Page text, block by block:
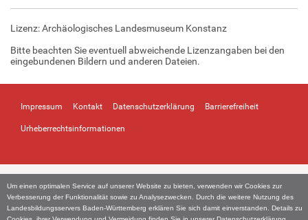
Um einen optimalen Service auf unserer Website zu bieten, verwenden wir Cookies zur
Verbesserung der Funktionalität sowie zu Analysezwecken. Durch die weitere Nutzung des
Landesbildungsservers Baden-Württemberg erklären Sie sich damit einverstanden. Details zu
e
i
d
v
r
G
Lizenz: Archäologisches Landesmuseum Konstanz
Bitte beachten Sie eventuell abweichende Lizenzangaben bei den
eingebundenen Bildern und anderen Dateien.
Impressum Kontakt Datenschutzerklärung Barrierefreiheit
Urheberrechtsinformationen